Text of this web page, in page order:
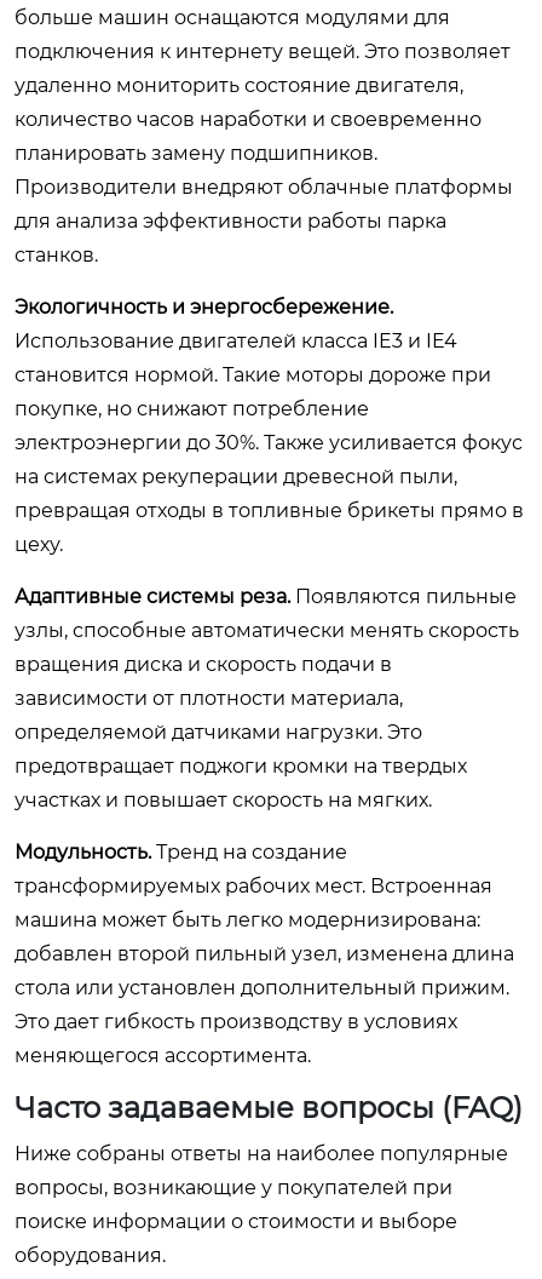
больше машин оснащаются модулями для
подключения к интернету вещей. Это позволяет
удаленно мониторить состояние двигателя,
количество часов наработки и своевременно
планировать замену подшипников.
Производители внедряют облачные платформы
для анализа эффективности работы парка
станков.
Экологичность и энергосбережение.
Использование двигателей класса IE3 и IE4
становится нормой. Такие моторы дороже при
покупке, но снижают потребление
электроэнергии до 30%. Также усиливается фокус
на системах рекуперации древесной пыли,
превращая отходы в топливные брикеты прямо в
цеху.
Адаптивные системы реза.Появляются пильные
узлы, способные автоматически менять скорость
вращения диска и скорость подачи в
зависимости от плотности материала,
определяемой датчиками нагрузки. Это
предотвращает поджоги кромки на твердых
участках и повышает скорость на мягких.
Модульность.Тренд на создание
трансформируемых рабочих мест. Встроенная
машина может быть легко модернизирована:
добавлен второй пильный узел, изменена длина
стола или установлен дополнительный прижим.
Это дает гибкость производству в условиях
меняющегося ассортимента.
Часто задаваемые вопросы (FAQ)
Ниже собраны ответы на наиболее популярные
вопросы, возникающие у покупателей при
поиске информации о стоимости и выборе
оборудования.